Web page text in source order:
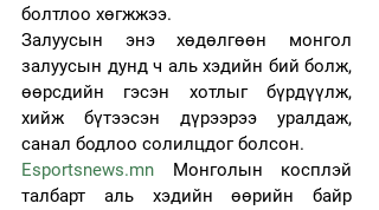
болтлоо хөгжжээ.
Залуусын энэ хөдөлгөөн монгол
залуусын дунд ч аль хэдийн бий болж,
өөрсдийн гэсэн хотлыг бүрдүүлж,
хийж бүтээсэн дүрээрээ уралдаж,
санал бодлоо солилцдог болсон.
Esportsnews.mn Монголын косплэй
талбарт аль хэдийн өөрийн байр